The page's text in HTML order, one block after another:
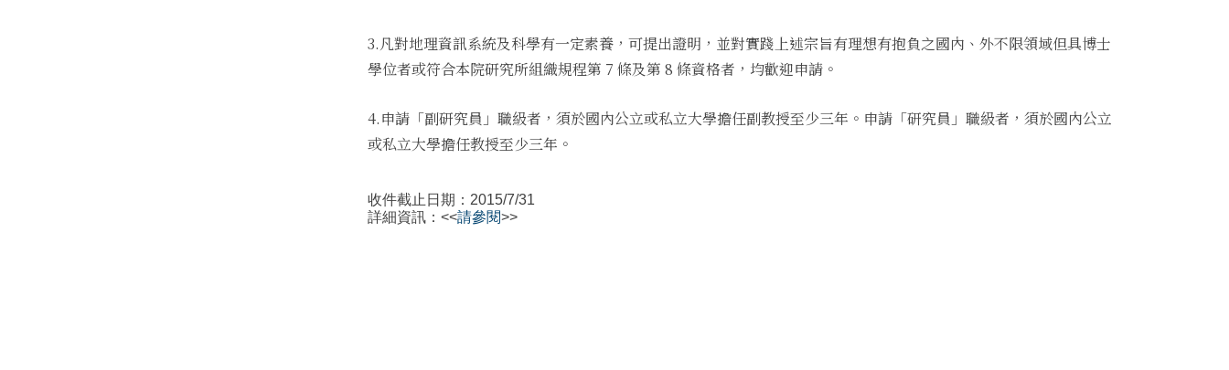
3.凡對地理資訊系統及科學有一定素養，可提出證明，並對實踐上述宗旨有理想有抱負之國內、外不限領域但具博士
學位者或符合本院研究所組織規程第 7 條及第 8 條資格者，均歡迎申請。
4.申請「副研究員」職級者，須於國內公立或私立大學擔任副教授至少三年。申請「研究員」職級者，須於國內公立
或私立大學擔任教授至少三年。
收件截止日期：2015/7/31
詳細資訊：<<請參閱>>